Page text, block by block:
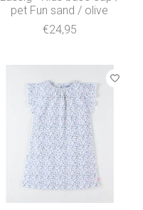
pet Fun sand / olive
€24,95